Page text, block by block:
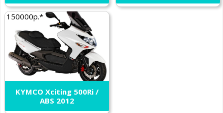
150000р.*
KYMCO Xciting 500Ri /
ABS 2012